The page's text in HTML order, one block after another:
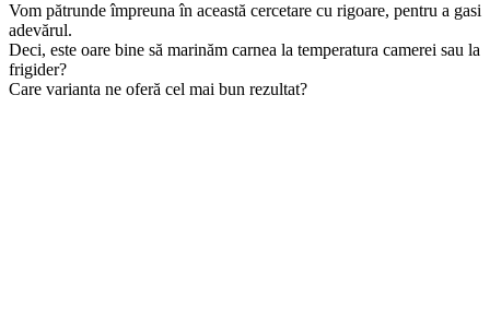
Vom pătrunde împreuna în această cercetare cu rigoare, pentru a gasi
adevărul.
Deci, este oare bine să marinăm carnea la temperatura camerei sau la
frigider?
Care varianta ne oferă cel mai bun rezultat?